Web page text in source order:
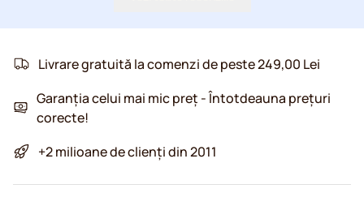
Livrare gratuită la comenzi de peste 249,00 Lei
Garanția celui mai mic preț - Întotdeauna prețuri
corecte!
+2 milioane de clienți din 2011